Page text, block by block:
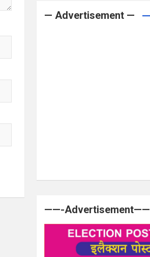
— Advertisement —
——-Advertisement——